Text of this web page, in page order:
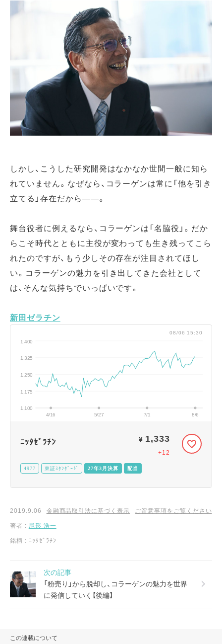
しかし、こうした研究開発はなかなか世間一般に知ら
れていません。なぜなら、コラーゲンは常に「他を引き
立てる」存在だから――。
舞台役者に例えるなら、コラーゲンは「名脇役」。だか
らこそ時代とともに主役が変わっても生き残ってこら
れたのですが、もう少しその存在が注目されてほし
い。コラーゲンの魅力を引き出してきた会社として
は、そんな気持ちでいっぱいです。
新田ゼラチン
08/06 15:30
1,100
1,175
1,250
1,325
1,400
4/16 5/27 7/1 8/6
ﾆｯﾀｾﾞﾗﾁﾝ ¥ 1,333
+12
4977 東証ｽﾀﾝﾀﾞｰﾄﾞ 27年3月決算 配当
2019.9.06 金融商品取引法に基づく表示
ご留意事項をご覧ください
著者 : 尾形 浩一
銘柄 : ﾆｯﾀｾﾞﾗﾁﾝ
次の記事
「粉売り」から脱却し、コラーゲンの魅力を世界
に発信していく【後編】
この連載について